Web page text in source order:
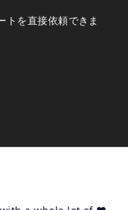
トを直接依頼できま